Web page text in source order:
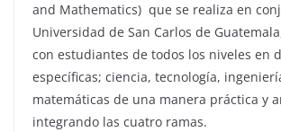
and Mathematics) que se realiza en
Universidad de San Carlos de
con estudiantes de todos los niveles en
específicas; ciencia, tecnología,
matemáticas de una manera práctica y
integrando las cuatro ramas.